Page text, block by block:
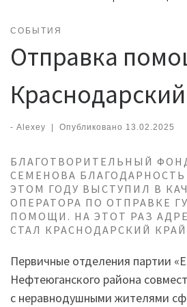
СОБЫТИЯ
Отправка
- Alexey | Опубликовано 13.02.2025
БЛАГОТВОРИТЕЛЬНЫЙ
СЕМЕНОВА
ЭТОМ ГОДУ ВЫСТУПИЛ В
ОПЕРАТОРА ПО ОТПРАВКЕ
ПОМОЩИ. НА ЭТОТ РАЗ
СТАЛ КРАСНОДАРСКИЙ
Первичные отделения партии
Нефтеюганского района
с неравнодушными жителями